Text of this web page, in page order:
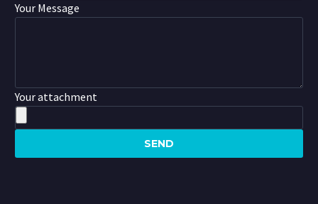
Your Message
Your attachment